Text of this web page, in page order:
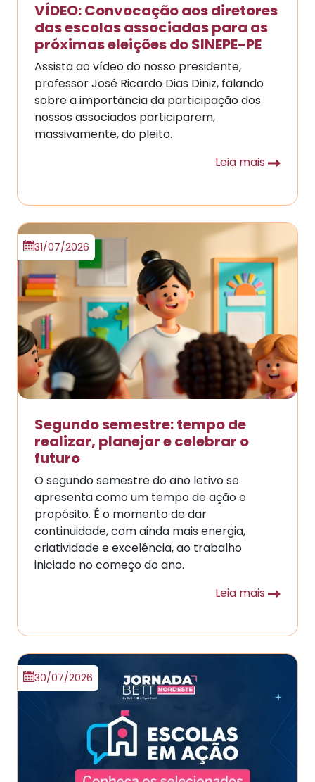
VÍDEO: Convocação aos diretores
das escolas associadas para as
próximas eleições do SINEPE-PE
Assista ao vídeo do nosso presidente,
professor José Ricardo Dias Diniz, falando
sobre a importância da participação dos
nossos associados participarem,
massivamente, do pleito.
Leia mais
31/07/2026
Segundo semestre: tempo de
realizar, planejar e celebrar o
futuro
O segundo semestre do ano letivo se
apresenta como um tempo de ação e
propósito. É o momento de dar
continuidade, com ainda mais energia,
criatividade e excelência, ao trabalho
iniciado no começo do ano.
Leia mais
30/07/2026